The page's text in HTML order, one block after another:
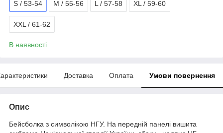
S / 53-54 M / 55-56 L / 57-58 XL / 59-60
XXL / 61-62
В наявності
Доставка Оплата Умови повернення
Опис
Бейсболка з символікою НГУ. На передній панелі вишита